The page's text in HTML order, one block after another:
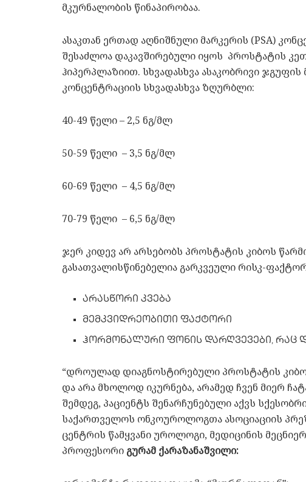
მკურნალობის წინაპირობაა.
ასაკთან ერთად აღნიშნული მარკერის (PSA)
შესაძლოა დაკავშირებული იყოს პროსტატის
ჰიპერპლაზიით. სხვადასხვა ასაკობრივი ჯგუფის
კონცენტრაციის სხვადასხვა ზღურბლი:
40-49 წელი – 2,5 ნგ/მლ
50-59 წელი – 3,5 ნგ/მლ
60-69 წელი – 4,5 ნგ/მლ
70-79 წელი – 6,5 ნგ/მლ
ჯერ კიდევ არ არსებობს პროსტატის კიბოს
გასათვალისწინებელია გარკვეული რისკ-
არასწორი კვება
მემკვიდრეობითი ფაქტორი
ჰორმონალური ფონის დარღვევები, რაც
“დროულად დიაგნოსტირებული პროსტატის კიბო
და არა მხოლოდ იკურნება, არამედ ჩვენ მიერ
შემდეგ, პაციენტს შენარჩუნებული აქვს
საქართველოს ონკოუროლოგთა ასოციაციის
ცენტრის წამყვანი უროლოგი, მედიცინის
პროფესორი გურამ ქარაზანაშვილი: